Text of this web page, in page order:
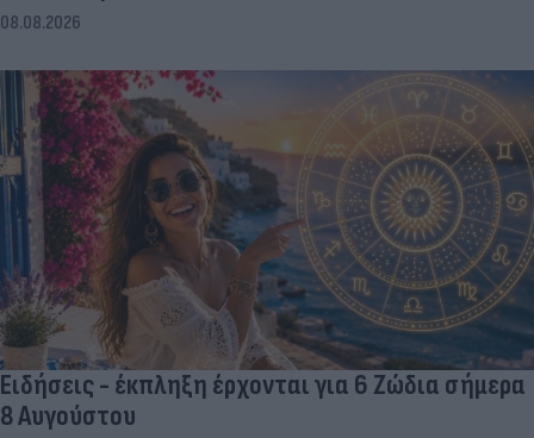
08.08.2026
Ειδήσεις - έκπληξη έρχονται για 6 Ζώδια σήμερα
8 Αυγούστου